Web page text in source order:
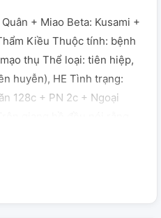
+ Miao Beta: Kusami +
Kiều Thuộc tính: bệnh
thụ Thể loại: tiên hiệp,
huyễn), HE Tình trạng:
128c + PN 2c + Ngoại
trong núi thây biển máu.
nhân chi sơ tính bản